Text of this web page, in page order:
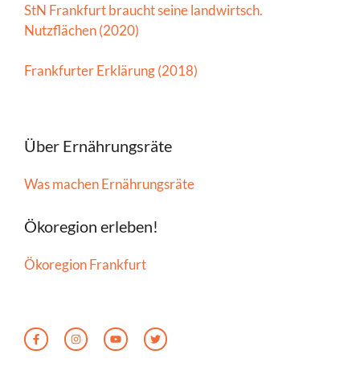
StN Frankfurt braucht seine landwirtsch.
Nutzflächen (2020)
Frankfurter Erklärung (2018)
Über Ernährungsräte
Was machen Ernährungsräte
Ökoregion erleben!
Ökoregion Frankfurt